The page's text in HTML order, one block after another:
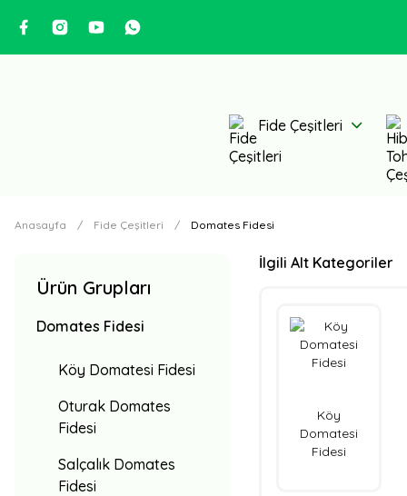
Fide Çeşitleri
Anasayfa Fide Çeşitleri Domates Fidesi
Ürün Grupları
Domates Fidesi
Köy Domatesi Fidesi
Oturak Domates
Fidesi
Salçalık Domates
Fidesi
İlgili Alt Kategoriler
Köy
Domatesi
Fidesi